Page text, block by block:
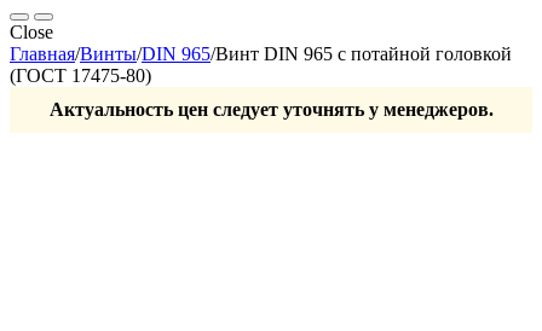
Close
Главная/Винты/DIN 965/Винт DIN 965 с потайной головкой
(ГОСТ 17475-80)
Актуальность цен следует уточнять у менеджеров.